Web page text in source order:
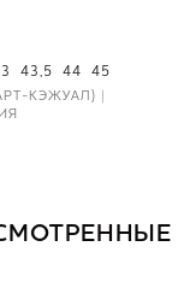
43,5 44 45
КЭЖУАЛ)